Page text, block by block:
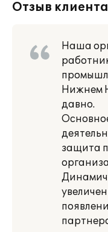
Отзыв клиента
Наша
Нижнем
давно.
защита